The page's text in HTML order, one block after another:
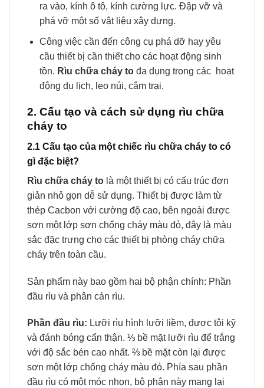
ra vào, kính ô tô, kính cường lực. Đập vỡ và
phá vỡ một số vật liệu xây dựng.
Công việc cần đến công cụ phá dỡ hay yêu
cầu thiết bị cần thiết cho các hoạt động sinh
tồn. Rìu chữa cháy tođa dụng trong các hoạt
động du lịch, leo núi, cắm trại.
2. Cấu tạo và cách sử dụng rìu chữa
cháy to
2.1 Cấu tạo của một chiếc rìu chữa cháy to có
gì đặc biệt?
Rìu chữa cháy to là một thiết bị có cấu trúc đơn
giản nhỏ gọn dễ sử dụng. Thiết bị được làm từ
thép Cacbon với cường độ cao, bên ngoài được
sơn một lớp sơn chống cháy màu đỏ, đây là màu
sắc đặc trưng cho các thiết bị phòng cháy chữa
cháy trên toàn cầu.
Sản phẩm này bao gồm hai bộ phận chính: Phần
đầu rìu và phân cán rìu.
Phần đầu rìu: Lưỡi rìu hình lưỡi liềm, được tôi kỹ
và đánh bóng cẩn thận. ⅓ bề mặt lưỡi rìu để trắng
với độ sắc bén cao nhất. ⅔ bề mặt còn lại được
sơn một lớp chống cháy màu đỏ. Phía sau phần
đầu rìu có một móc nhọn, bộ phận này mang lại